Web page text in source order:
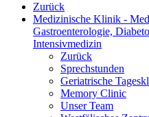
Zurück
Medizinische Klinik -
Gastroenterologie,
Intensivmedizin
Zurück
Sprechstunden
Geriatrische
Memory Clinic
Unser Team